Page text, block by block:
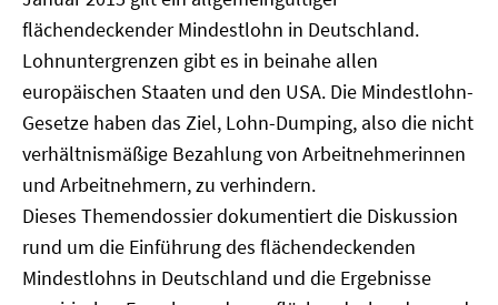
flächendeckender Mindestlohn in Deutschland.
Lohnuntergrenzen gibt es in beinahe allen
europäischen Staaten und den USA. Die Mindestlohn-
Gesetze haben das Ziel, Lohn-Dumping, also die nicht
verhältnismäßige Bezahlung von Arbeitnehmerinnen
und Arbeitnehmern, zu verhindern.
Dieses Themendossier dokumentiert die Diskussion
rund um die Einführung des flächendeckenden
Mindestlohns in Deutschland und die Ergebnisse